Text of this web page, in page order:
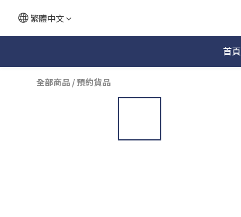
繁體中文
首頁
全部商品 /預約貨品